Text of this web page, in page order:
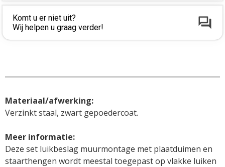
Komt u er niet uit?
Wij helpen u graag verder!
Materiaal/afwerking:
Verzinkt staal, zwart gepoedercoat.
Deze set luikbeslag muurmontage met plaatduimen en
staarthengen wordt meestal toegepast op vlakke luiken